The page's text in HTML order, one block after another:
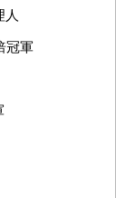
人
冠軍